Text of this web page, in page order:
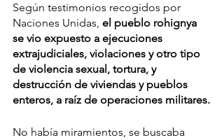
Según testimonios recogidos por
Naciones Unidas, el pueblo rohignya
se vio expuesto a ejecuciones
extrajudiciales, violaciones y otro tipo
de violencia sexual, tortura, y
destrucción de viviendas y pueblos
enteros, a raíz de operaciones militares.
No había miramientos, se buscaba